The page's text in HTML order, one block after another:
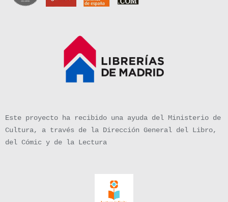
Este proyecto ha recibido una ayuda del Ministerio de
Cultura, a través de la Dirección General del Libro,
del Cómic y de la Lectura